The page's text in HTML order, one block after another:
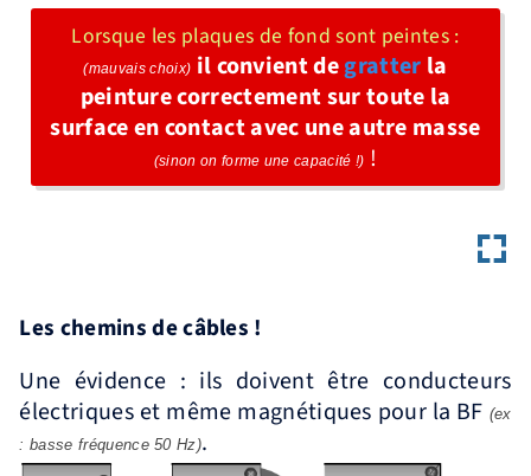
Lorsque les plaques de fond sont peintes :
(mauvais choix) il convient degratter la
peinture correctement sur toute la
surface en contact avec une autre masse
(sinon on forme une capacité !) !
Les chemins de câbles !
Une évidence : ils doivent être conducteurs
électriques et même magnétiques pour la BF (ex
: basse fréquence 50 Hz).